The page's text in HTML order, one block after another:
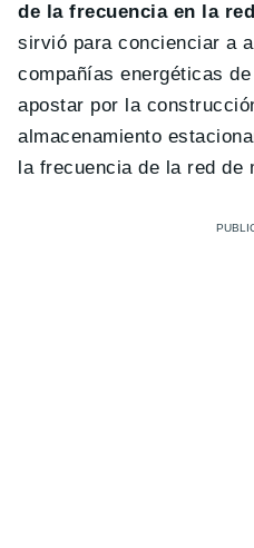
de la frecuencia en la
sirvió para concienciar a
compañías energéticas
apostar por la
almacenamiento
la frecuencia de la red